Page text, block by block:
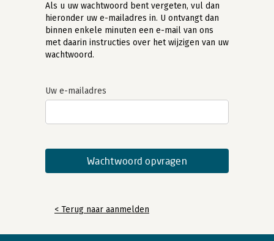
Als u uw wachtwoord bent vergeten, vul dan
hieronder uw e-mailadres in. U ontvangt dan
binnen enkele minuten een e-mail van ons
met daarin instructies over het wijzigen van uw
wachtwoord.
Uw e-mailadres
< Terug naar aanmelden